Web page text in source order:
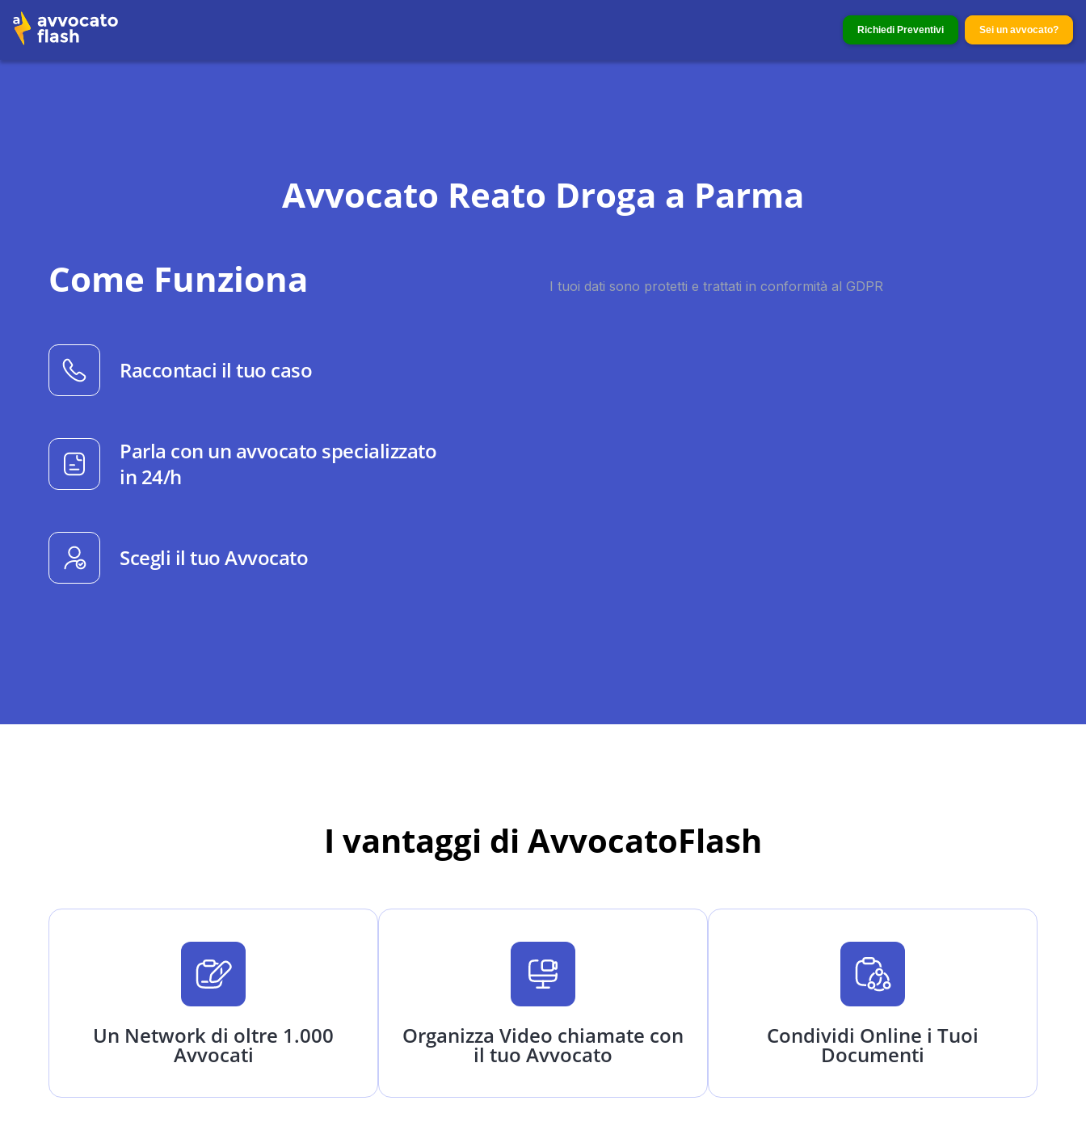
Richiedi Preventivi Sei un avvocato?
Avvocato Reato Droga a Parma
Come Funziona
Raccontaci il tuo caso
Parla con un avvocato specializzato
in 24/h
Scegli il tuo Avvocato
I vantaggi di AvvocatoFlash
Un Network di oltre 1.000
Avvocati
Organizza Video chiamate con
il tuo Avvocato
Condividi Online i Tuoi
Documenti